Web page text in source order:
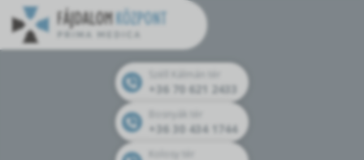
+36 70 621 2433
+36 30 434 1744